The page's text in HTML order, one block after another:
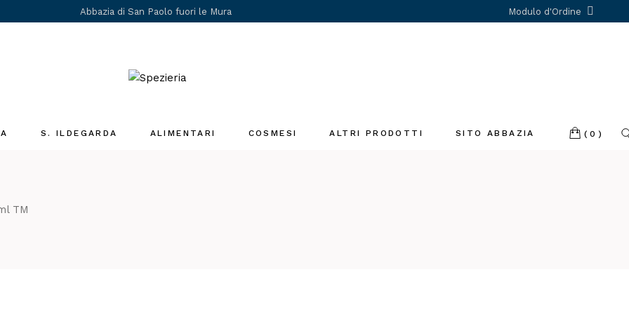
Abbazia di San Paolo fuori le Mura Modulo d'Ordine
S. ILDEGARDA ALIMENTARI COSMESI ALTRI PRODOTTI SITO ABBAZIA (0)
TM